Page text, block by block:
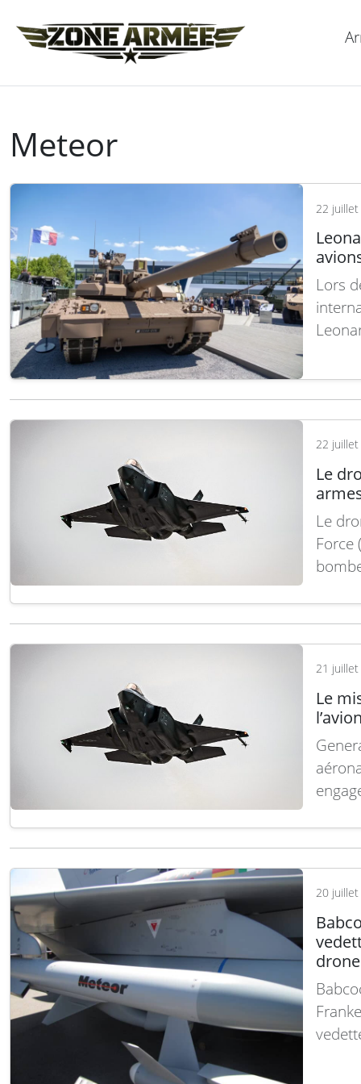
Meteor
22
Lors
22
Le
Le
Force
mois-
21
Le
20